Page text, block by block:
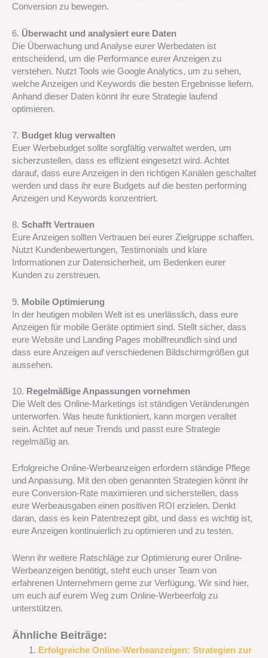
Conversion zu bewegen.
6. Überwacht und analysiert eure Daten
Die Überwachung und Analyse eurer Werbedaten ist
entscheidend, um die Performance eurer Anzeigen zu
verstehen. Nutzt Tools wie Google Analytics, um zu sehen,
welche Anzeigen und Keywords die besten Ergebnisse liefern.
Anhand dieser Daten könnt ihr eure Strategie laufend
optimieren.
7. Budget klug verwalten
Euer Werbebudget sollte sorgfältig verwaltet werden, um
sicherzustellen, dass es effizient eingesetzt wird. Achtet
darauf, dass eure Anzeigen in den richtigen Kanälen geschaltet
werden und dass ihr eure Budgets auf die besten performing
Anzeigen und Keywords konzentriert.
8. Schafft Vertrauen
Eure Anzeigen sollten Vertrauen bei eurer Zielgruppe schaffen.
Nutzt Kundenbewertungen, Testimonials und klare
Informationen zur Datensicherheit, um Bedenken eurer
Kunden zu zerstreuen.
9. Mobile Optimierung
In der heutigen mobilen Welt ist es unerlässlich, dass eure
Anzeigen für mobile Geräte optimiert sind. Stellt sicher, dass
eure Website und Landing Pages mobilfreundlich sind und
dass eure Anzeigen auf verschiedenen Bildschirmgrößen gut
aussehen.
10. Regelmäßige Anpassungen vornehmen
Die Welt des Online-Marketings ist ständigen Veränderungen
unterworfen. Was heute funktioniert, kann morgen veraltet
sein. Achtet auf neue Trends und passt eure Strategie
regelmäßig an.
Erfolgreiche Online-Werbeanzeigen erfordern ständige Pflege
und Anpassung. Mit den oben genannten Strategien könnt ihr
eure Conversion-Rate maximieren und sicherstellen, dass
eure Werbeausgaben einen positiven ROI erzielen. Denkt
daran, dass es kein Patentrezept gibt, und dass es wichtig ist,
eure Anzeigen kontinuierlich zu optimieren und zu testen.
Wenn ihr weitere Ratschläge zur Optimierung eurer Online-
Werbeanzeigen benötigt, steht euch unser Team von
erfahrenen Unternehmern gerne zur Verfügung. Wir sind hier,
um euch auf eurem Weg zum Online-Werbeerfolg zu
unterstützen.
Ähnliche Beiträge:
Erfolgreiche Online-Werbeanzeigen: Strategien zur